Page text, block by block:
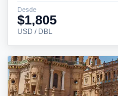
Desde
$1,805
USD / DBL